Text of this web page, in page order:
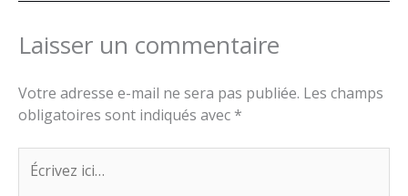
Laisser un commentaire
Votre adresse e-mail ne sera pas publiée. Les champs
obligatoires sont indiqués avec *
Écrivez
ici…